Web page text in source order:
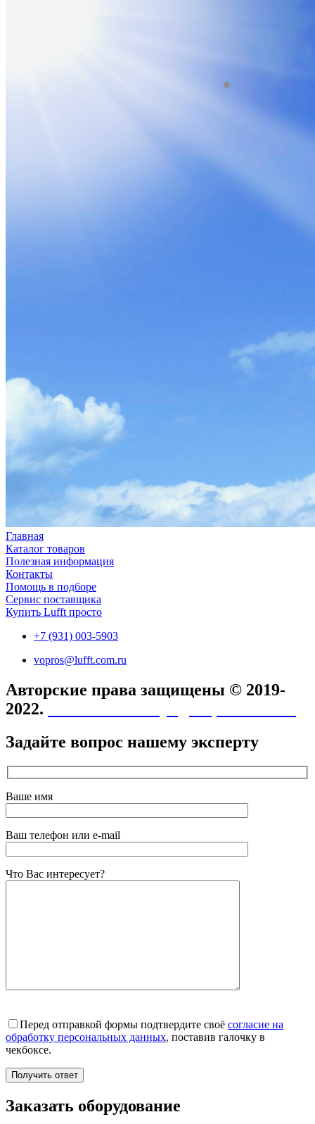
Главная
Каталог товаров
Полезная информация
Контакты
Помощь в подборе
Сервис поставщика
Купить Lufft просто
+7 (931) 003-5903
vopros@lufft.com.ru
Авторские права защищены © 2019-
2022.
Задайте вопрос нашему эксперту
Ваше имя
Ваш телефон или e-mail
Что Вас интересует?
Перед отправкой формы подтвердите своё согласие на
обработку персональных данных, поставив галочку в
чекбоксе.
Заказать оборудование